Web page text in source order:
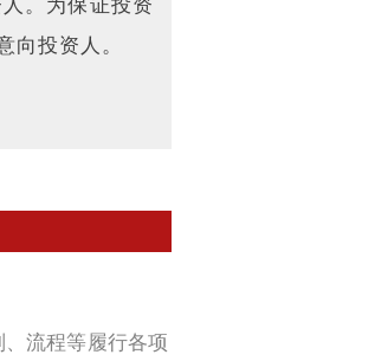
。为保证投资
向投资人。
流程等履行各项